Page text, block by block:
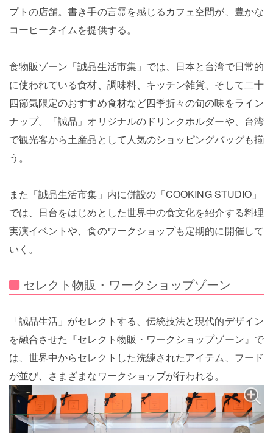
プトの店舗。書き手の言霊を感じるカフェ空間が、豊かな
コーヒータイムを提供する。
食物販ゾーン「誠品生活市集」では、日本と台湾で日常的
に使われている食材、調味料、キッチン雑貨、そして二十
四節気限定のおすすめ食材など四季折々の旬の味をライン
ナップ。「誠品」オリジナルのドリンクホルダーや、台湾
で観光客から土産品として人気のショッピングバッグも揃
う。
また「誠品生活市集」内に併設の「COOKING STUDIO」
では、日台をはじめとした世界中の食文化を紹介する料理
実演イベントや、食のワークショップも定期的に開催して
いく。
セレクト物販・ワークショップゾーン
「誠品生活」がセレクトする、伝統技法と現代的デザイン
を融合させた『セレクト物販・ワークショップゾーン』で
は、世界中からセレクトした洗練されたアイテム、フード
が並び、さまざまなワークショップが行われる。